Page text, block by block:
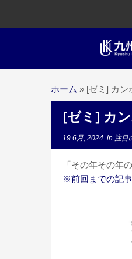
ホーム » [ゼミ] カ
[ゼミ] カ
19 6月, 2024 in 注目
「その年その年
※前回までの記